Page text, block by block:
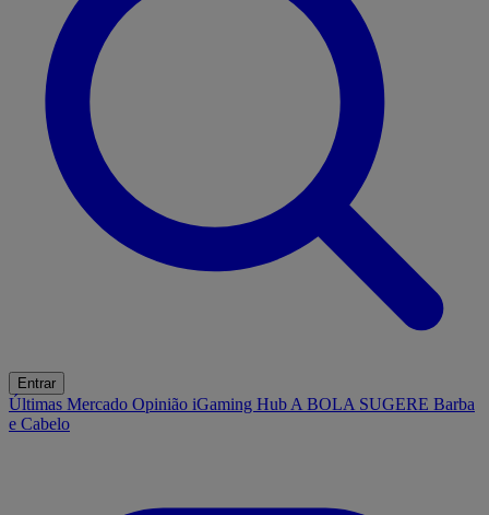
Entrar
Últimas Mercado Opinião iGaming Hub A BOLA SUGERE Barba
e Cabelo